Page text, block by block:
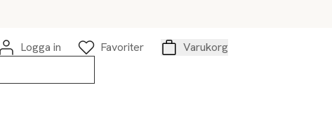
Logga in
Favoriter
Varukorg